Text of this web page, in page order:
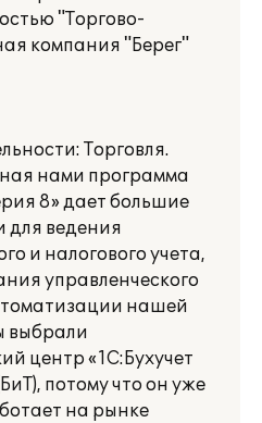
"Торгово-
компания "Берег"
Торговля.
нами программа
8» дает большие
для ведения
и налогового учета,
управленческого
нашей
выбрали
центр «1С:Бухучет
потому что он уже
на рынке